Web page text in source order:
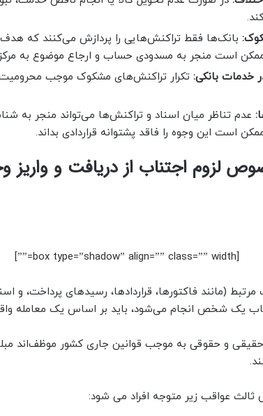
بانک‌ها فقط تراکنش‌هایی را پردازش می‌کنند که
است منجر به مسدودی حساب و ارجاع موضوع به مرکز
خدمات بانکی: تکرار تراکنش‌های مشکوک موجب
عدم تناظر میان اسناد و تراکنش‌ها می‌تواند منجر به
است این وجوه را فاقد پشتوانه قراردادی بداند.
لزوم اجتناب از دریافت و
[box type=”shadow” align=”” class=”” width=””]
(مانند فاکتورها، قراردادها، رسیدهای پرداخت، و
یک شخص انجام می‌شود، باید بر اساس یک معامله
و حقوقی به موجب قوانین جاری کشور موظف‌اند
عواقب زیر متوجه افراد می شود: